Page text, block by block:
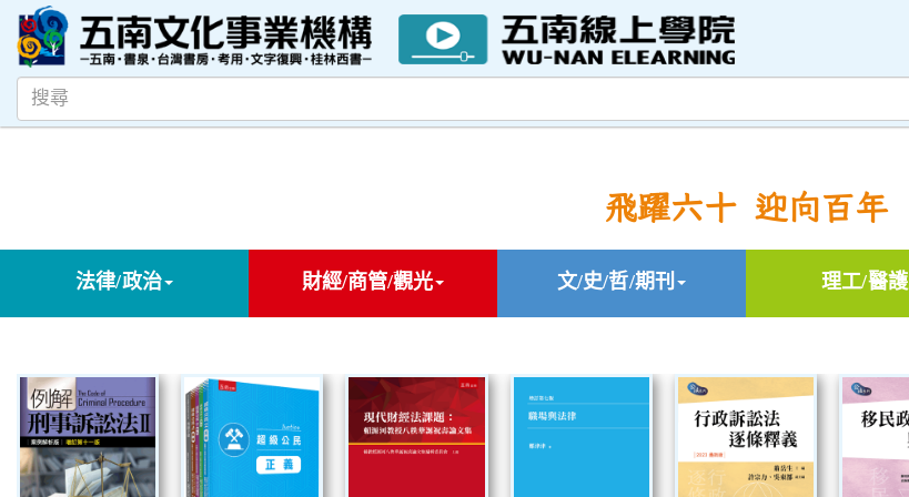
飛躍六十 迎向百年
法律/政治 財經/商管/觀光 文/史/哲/期刊 理工/醫護